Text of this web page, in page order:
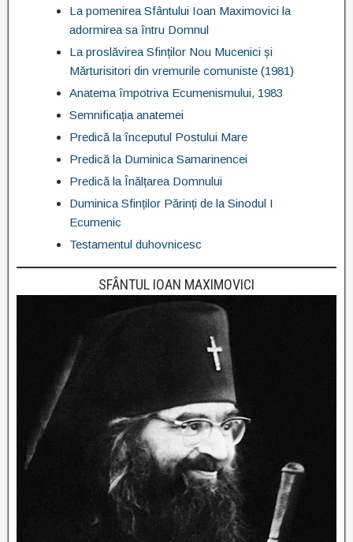
La pomenirea Sfântului Ioan Maximovici la
adormirea sa întru Domnul
La proslăvirea Sfinților Nou Mucenici și
Mărturisitori din vremurile comuniste (1981)
Anatema împotriva Ecumenismului, 1983
Semnificația anatemei
Predică la începutul Postului Mare
Predică la Duminica Samarinencei
Predică la Înălțarea Domnului
Duminica Sfinților Părinți de la Sinodul I
Ecumenic
Testamentul duhovnicesc
SFÂNTUL IOAN MAXIMOVICI